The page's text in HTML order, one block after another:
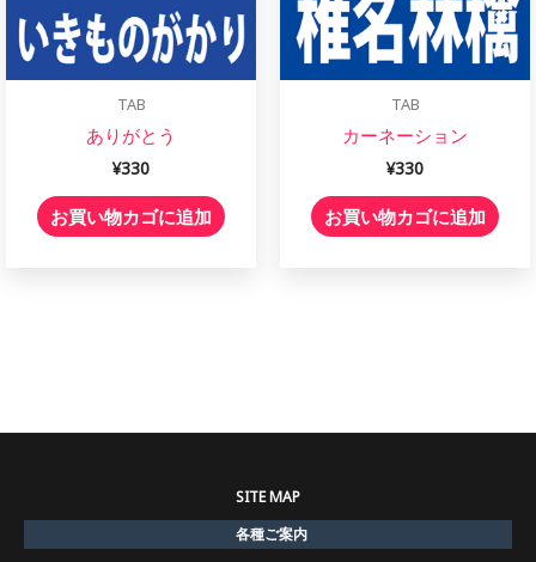
TAB
ありがとう
¥330
お買い物カゴに追加
TAB
カーネーション
¥330
お買い物カゴに追加
SITE MAP
各種ご案内